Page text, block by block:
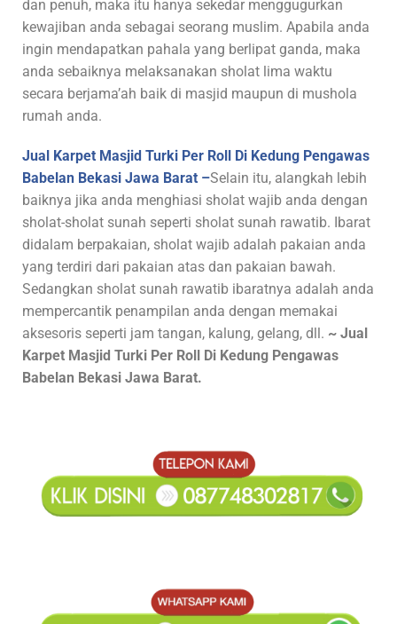
dan penuh, maka itu hanya sekedar menggugurkan
kewajiban anda sebagai seorang muslim. Apabila anda
ingin mendapatkan pahala yang berlipat ganda, maka
anda sebaiknya melaksanakan sholat lima waktu
secara berjama’ah baik di masjid maupun di mushola
rumah anda.
Jual Karpet Masjid Turki Per Roll Di Kedung Pengawas
Babelan Bekasi Jawa Barat –Selain itu, alangkah lebih
baiknya jika anda menghiasi sholat wajib anda dengan
sholat-sholat sunah seperti sholat sunah rawatib. Ibarat
didalam berpakaian, sholat wajib adalah pakaian anda
yang terdiri dari pakaian atas dan pakaian bawah.
Sedangkan sholat sunah rawatib ibaratnya adalah anda
mempercantik penampilan anda dengan memakai
aksesoris seperti jam tangan, kalung, gelang, dll. ~ Jual
Karpet Masjid Turki Per Roll Di Kedung Pengawas
Babelan Bekasi Jawa Barat.